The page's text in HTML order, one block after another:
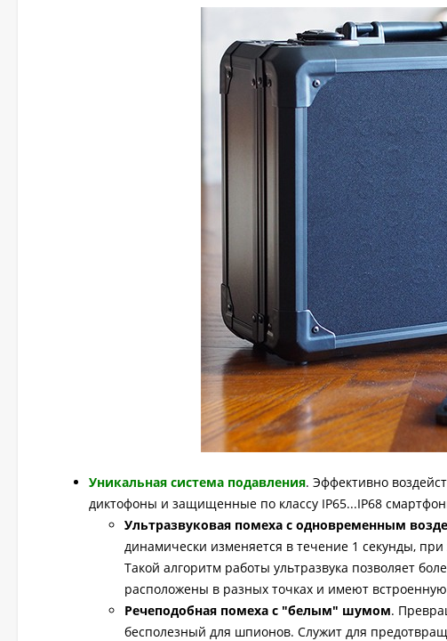
Уникальная система подавления. Эффективно
диктофоны и защищенные по классу IP65...IP68
Ультразвуковая помеха с одновременным
динамически изменяется в течение 1 секунды,
Такой алгоритм работы ультразвука позволяет
расположены в разных точках и имеют
Речеподобная помеха с "белым" шумом.
бесполезный для шпионов. Служит для